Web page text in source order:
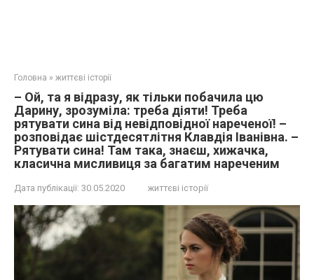
Головна » життєві історії
– Ой, та я відразу, як тільки побачила цю
Дарину, зрозуміла: треба діяти! Треба
рятувати сина від невідповідної нареченої! –
розповідає шістдесятлітня Клавдія Іванівна. –
Рятувати сина! Там така, знаєш, хижачка,
класична мисливиця за багатим нареченим
Дата публікації: 30.05.2020 життєві історії